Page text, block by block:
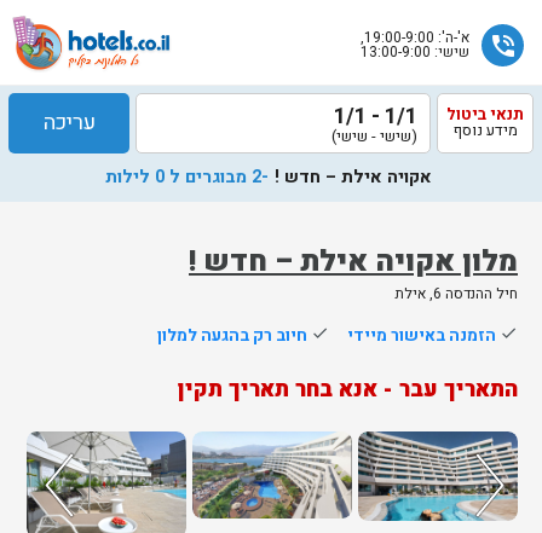
phone_in_talk א'-ה': 19:00-9:00,
שישי: 13:00-9:00
מלון אקויה אילת – חדש !
חיל ההנדסה 6, אילת
תנאי ביטול
מידע נוסף 1/1 - 1/1
(שישי - שישי) עריכה
אקויה אילת – חדש ! -2 מבוגרים ל 0 לילות
done הזמנה באישור מיידי done חיוב רק בהגעה למלון
התאריך עבר - אנא בחר תאריך תקין
שלח
הוטלס
אליך
בשעות
הפעילות